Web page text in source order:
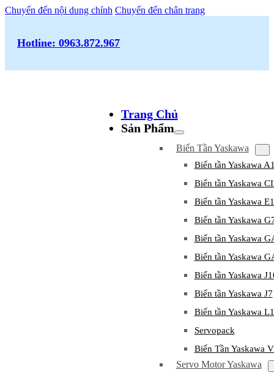
Chuyển đến nội dung chính Chuyển đến chân trang
Hotline: 0963.872.967
Trang Chủ
Sản Phẩm
Biến Tần Yaskawa
Biến tần Yaskawa
Biến tần Yaskawa
Biến tần Yaskawa
Biến tần Yaskawa
Biến tần Yaskawa
Biến tần Yaskawa
Biến tần Yaskawa
Biến tần Yaskawa J7
Biến tần Yaskawa
Servopack
Biến Tần Yaskawa
Servo Motor Yaskawa